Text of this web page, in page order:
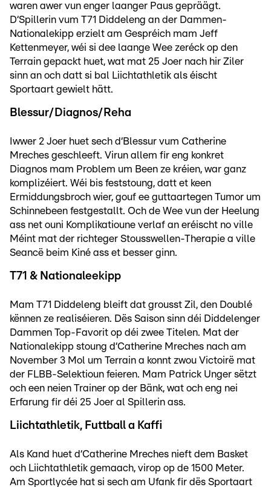
waren awer vun enger laanger Paus gepräägt.
D‘Spillerin vum T71 Diddeleng an der Dammen-
Nationalekipp erzielt am Gespréich mam Jeff
Kettenmeyer, wéi si dee laange Wee zeréck op den
Terrain gepackt huet, wat mat 25 Joer nach hir Ziler
sinn an och datt si bal Liichtathletik als éischt
Sportaart gewielt hätt.
Blessur/Diagnos/Reha
Iwwer 2 Joer huet sech d‘Blessur vum Catherine
Mreches geschleeft. Virun allem fir eng konkret
Diagnos mam Problem um Been ze kréien, war ganz
komplizéiert. Wéi bis feststoung, datt et keen
Ermiddungsbroch wier, gouf ee guttaartegen Tumor um
Schinnebeen festgestallt. Och de Wee vun der Heelung
ass net ouni Komplikatioune verlaf an eréischt no ville
Méint mat der richteger Stousswellen-Therapie a ville
Seancë beim Kiné ass et besser ginn.
T71 & Nationaleekipp
Mam T71 Diddeleng bleift dat grousst Zil, den Doublé
kënnen ze realiséieren. Dës Saison sinn déi Diddelenger
Dammen Top-Favorit op déi zwee Titelen. Mat der
Nationalekipp stoung d‘Catherine Mreches nach am
November 3 Mol um Terrain a konnt zwou Victoirë mat
der FLBB-Selektioun feieren. Mam Patrick Unger sëtzt
och een neien Trainer op der Bänk, wat och eng nei
Erfarung fir déi 25 Joer al Spillerin ass.
Liichtathletik, Futtball a Kaffi
Als Kand huet d‘Catherine Mreches nieft dem Basket
och Liichtathletik gemaach, virop op de 1500 Meter.
Am Sportlycée hat si sech am Ufank fir dës Sportaart